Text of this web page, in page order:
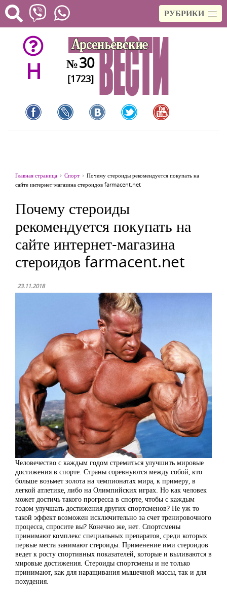
РУБРИКИ
H №30
[1723]
Главная страница Спорт
Почему стероиды рекомендуется покупать на
сайте интернет-магазина стероидов farmacent.net
Почему стероиды
рекомендуется покупать на
сайте интернет-магазина
стероидов farmacent.net
23.11.2018
Человечество с каждым годом стремиться улучшить мировые
достижения в спорте. Страны соревнуются между собой, кто
больше возьмет золота на чемпионатах мира, к примеру, в
легкой атлетике, либо на Олимпийских играх. Но как человек
может достичь такого прогресса в спорте, чтобы с каждым
годом улучшать достижения других спортсменов? Не уж то
такой эффект возможен исключительно за счет тренировочного
процесса, спросите вы? Конечно же, нет. Спортсмены
принимают комплекс специальных препаратов, среди которых
первые места занимают стероиды. Применение ими стероидов
ведет к росту спортивных показателей, которые и выливаются в
мировые достижения. Стероиды спортсмены и не только
принимают, как для наращивания мышечной массы, так и для
похудения.